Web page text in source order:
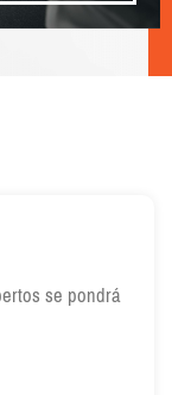
se pondrá